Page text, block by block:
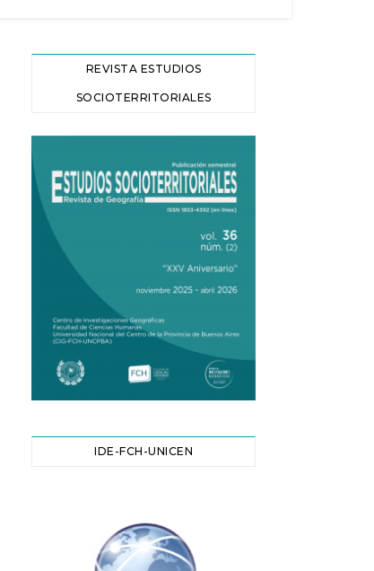
REVISTA ESTUDIOS
SOCIOTERRITORIALES
IDE-FCH-UNICEN